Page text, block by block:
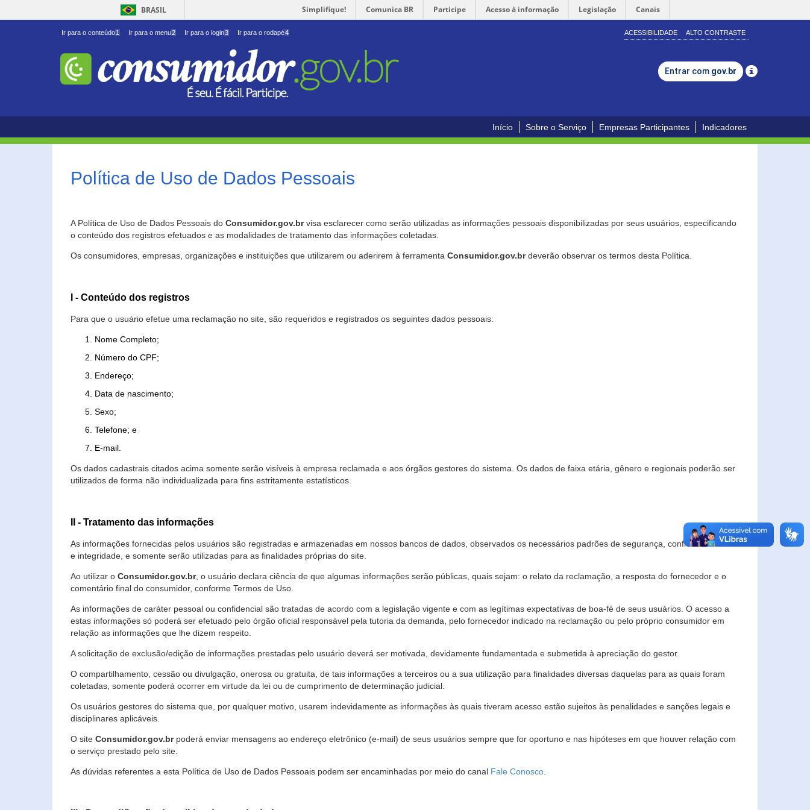
BRASIL Simplifique! Comunica BR Participe Acesso à informação Legislação Canais
Ir para o conteúdo1 Ir para o menu2 Ir para o login3 Ir para o rodapé4 ACESSIBILIDADE ALTO CONTRASTE
Entrar com gov.br
Início Sobre o Serviço Empresas Participantes Indicadores
Política de Uso de Dados Pessoais
A Política de Uso de Dados Pessoais do Consumidor.gov.brvisa esclarecer como serão utilizadas as informações pessoais disponibilizadas por seus usuários, especificando
o conteúdo dos registros efetuados e as modalidades de tratamento das informações coletadas.
Os consumidores, empresas, organizações e instituições que utilizarem ou aderirem à ferramenta Consumidor.gov.brdeverão observar os termos desta Política.
I - Conteúdo dos registros
Para que o usuário efetue uma reclamação no site, são requeridos e registrados os seguintes dados pessoais:
Nome Completo;
Número do CPF;
Endereço;
Data de nascimento;
Sexo;
Telefone; e
E-mail.
Os dados cadastrais citados acima somente serão visíveis à empresa reclamada e aos órgãos gestores do sistema. Os dados de faixa etária, gênero e regionais poderão ser
utilizados de forma não individualizada para fins estritamente estatísticos.
II - Tratamento das informações
As informações fornecidas pelos usuários são registradas e armazenadas em nossos bancos de dados, observados os necessários padrões de segurança, confidencialidade
e integridade, e somente serão utilizadas para as finalidades próprias do site.
Ao utilizar o Consumidor.gov.br, o usuário declara ciência de que algumas informações serão públicas, quais sejam: o relato da reclamação, a resposta do fornecedor e o
comentário final do consumidor, conforme Termos de Uso.
As informações de caráter pessoal ou confidencial são tratadas de acordo com a legislação vigente e com as legítimas expectativas de boa-fé de seus usuários. O acesso a
estas informações só poderá ser efetuado pelo órgão oficial responsável pela tutoria da demanda, pelo fornecedor indicado na reclamação ou pelo próprio consumidor em
relação as informações que lhe dizem respeito.
A solicitação de exclusão/edição de informações prestadas pelo usuário deverá ser motivada, devidamente fundamentada e submetida à apreciação do gestor.
O compartilhamento, cessão ou divulgação, onerosa ou gratuita, de tais informações a terceiros ou a sua utilização para finalidades diversas daquelas para as quais foram
coletadas, somente poderá ocorrer em virtude da lei ou de cumprimento de determinação judicial.
Os usuários gestores do sistema que, por qualquer motivo, usarem indevidamente as informações às quais tiveram acesso estão sujeitos às penalidades e sanções legais e
disciplinares aplicáveis.
O site Consumidor.gov.brpoderá enviar mensagens ao endereço eletrônico (e-mail) de seus usuários sempre que for oportuno e nas hipóteses em que houver relação com
o serviço prestado pelo site.
As dúvidas referentes a esta Política de Uso de Dados Pessoais podem ser encaminhadas por meio do canal Fale Conosco